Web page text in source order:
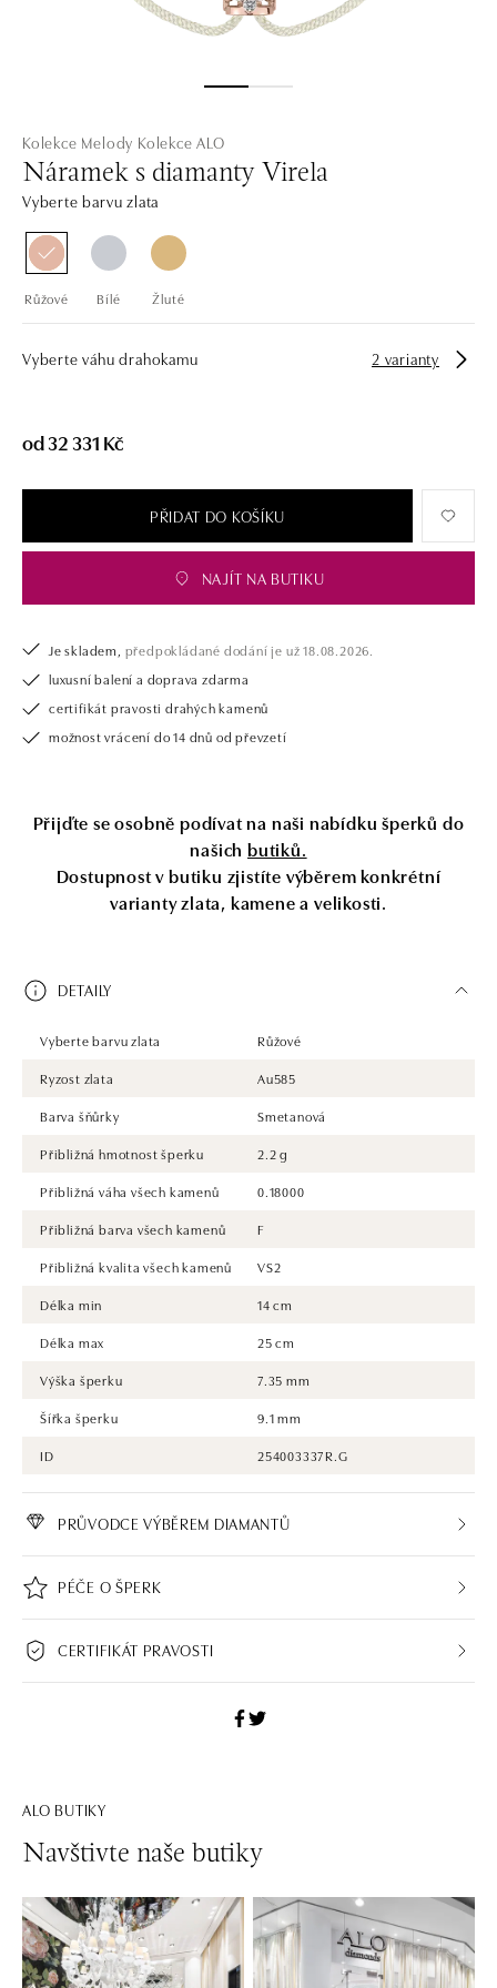
Kolekce Melody Kolekce ALO
Náramek s diamanty Virela
Vyberte barvu zlata
Růžové Bílé Žluté
Vyberte váhu drahokamu 2 varianty
od 32 331 Kč
PŘIDAT DO KOŠÍKU
NAJÍT NA BUTIKU
Je skladem, předpokládané dodání je už 18.08.2026.
luxusní balení a doprava zdarma
certifikát pravosti drahých kamenů
možnost vrácení do 14 dnů od převzetí
Přijďte se osobně podívat na naši nabídku šperků do
našich butiků.
Dostupnost v butiku zjistíte výběrem konkrétní
varianty zlata, kamene a velikosti.
DETAILY
Vyberte barvu zlata
Růžové
Ryzost zlata
Au585
Barva šňůrky
Smetanová
Přibližná hmotnost šperku
2.2 g
Přibližná váha všech kamenů
0.18000
Přibližná barva všech kamenů
F
Přibližná kvalita všech kamenů
VS2
Délka min
14 cm
Délka max
25 cm
Výška šperku
7.35 mm
Šířka šperku
9.1 mm
ID
254003337R.G
PRŮVODCE VÝBĚREM DIAMANTŮ
PÉČE O ŠPERK
CERTIFIKÁT PRAVOSTI
ALO BUTIKY
Navštivte naše butiky